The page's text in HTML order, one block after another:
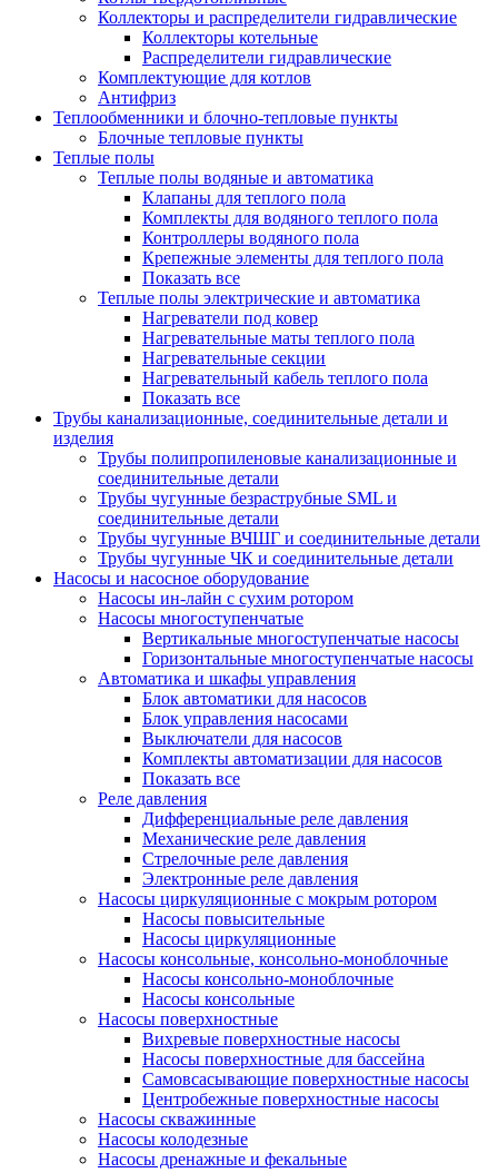
Коллекторы и распределители гидравлические
Коллекторы котельные
Распределители гидравлические
Комплектующие для котлов
Антифриз
Теплообменники и блочно-тепловые пункты
Блочные тепловые пункты
Теплые полы
Теплые полы водяные и автоматика
Клапаны для теплого пола
Комплекты для водяного теплого пола
Контроллеры водяного пола
Крепежные элементы для теплого пола
Показать все
Теплые полы электрические и автоматика
Нагреватели под ковер
Нагревательные маты теплого пола
Нагревательные секции
Нагревательный кабель теплого пола
Показать все
Трубы канализационные, соединительные детали и
изделия
Трубы полипропиленовые канализационные и
соединительные детали
Трубы чугунные безраструбные SML и
соединительные детали
Трубы чугунные ВЧШГ и соединительные детали
Трубы чугунные ЧК и соединительные детали
Насосы и насосное оборудование
Насосы ин-лайн с сухим ротором
Насосы многоступенчатые
Вертикальные многоступенчатые насосы
Горизонтальные многоступенчатые насосы
Автоматика и шкафы управления
Блок автоматики для насосов
Блок управления насосами
Выключатели для насосов
Комплекты автоматизации для насосов
Показать все
Реле давления
Дифференциальные реле давления
Механические реле давления
Стрелочные реле давления
Электронные реле давления
Насосы циркуляционные с мокрым ротором
Насосы повысительные
Насосы циркуляционные
Насосы консольные, консольно-моноблочные
Насосы консольно-моноблочные
Насосы консольные
Насосы поверхностные
Вихревые поверхностные насосы
Насосы поверхностные для бассейна
Самовсасывающие поверхностные насосы
Центробежные поверхностные насосы
Насосы скважинные
Насосы колодезные
Насосы дренажные и фекальные